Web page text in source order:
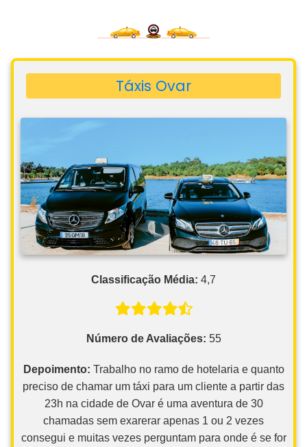
Táxis Ovar
Classificação Média: 4,7
Número de Avaliações: 55
Depoimento: Trabalho no ramo de hotelaria e quanto
preciso de chamar um táxi para um cliente a partir das
23h na cidade de Ovar é uma aventura de 30
chamadas sem exarerar apenas 1 ou 2 vezes
consegui e muitas vezes perguntam para onde é se for